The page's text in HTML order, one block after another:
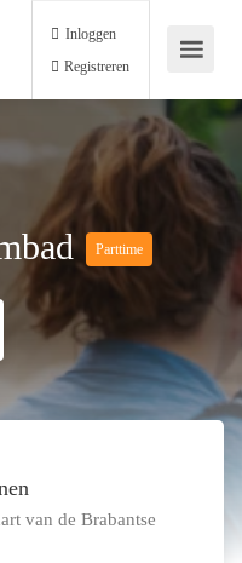
Inloggen
Registreren
Parttime
van de Brabantse